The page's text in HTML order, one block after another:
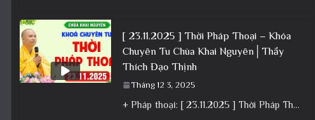
[ 23.11.2025 ] Thời Pháp Thoại – Khóa
Chuyên Tu Chùa Khai Nguyên│Thầy
Thích Đạo Thịnh
Tháng 12 3, 2025
+ Pháp thoại: [ 23.11.2025 ] Thời Pháp Thoại – Khóa Chuyên Tu Chùa Khai Nguyên│Thầy Thích Đạo Thịnh +